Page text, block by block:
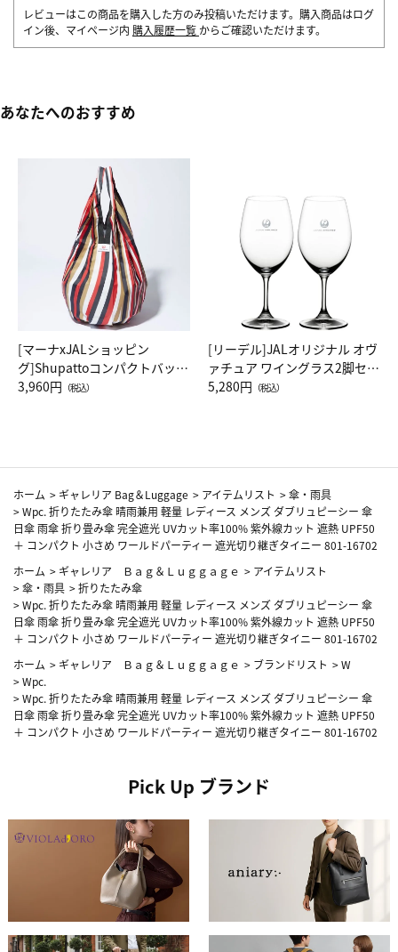
レビューはこの商品を購入した方のみ投稿いただけます。購入商品はログ
イン後、マイページ内 購入履歴一覧 からご確認いただけます。
あなたへのおすすめ
[マーナxJALショッピン
グ]Shupattoコンパクトバッグ
Drop JAL客室乗務員（LC）ス
3,960円 （税込）
[リーデル]JALオリジナル オヴ
ァチュア ワイングラス2脚セッ
ト（レッドワイン）
5,280円 （税込）
ホーム > ギャレリア Bag＆Luggage > アイテムリスト >傘・雨具
>Wpc. 折りたたみ傘 晴雨兼用 軽量 レディース メンズ ダブリュピーシー 傘
日傘 雨傘 折り畳み傘 完全遮光 UVカット率100% 紫外線カット 遮熱 UPF50
＋ コンパクト 小さめ ワールドパーティー 遮光切り継ぎタイニー 801-16702
ホーム > ギャレリア Ｂａｇ＆Ｌｕｇｇａｇｅ > アイテムリスト
>傘・雨具 >折りたたみ傘
>Wpc. 折りたたみ傘 晴雨兼用 軽量 レディース メンズ ダブリュピーシー 傘
日傘 雨傘 折り畳み傘 完全遮光 UVカット率100% 紫外線カット 遮熱 UPF50
＋ コンパクト 小さめ ワールドパーティー 遮光切り継ぎタイニー 801-16702
ホーム > ギャレリア Ｂａｇ＆Ｌｕｇｇａｇｅ > ブランドリスト >W
>Wpc.
>Wpc. 折りたたみ傘 晴雨兼用 軽量 レディース メンズ ダブリュピーシー 傘
日傘 雨傘 折り畳み傘 完全遮光 UVカット率100% 紫外線カット 遮熱 UPF50
＋ コンパクト 小さめ ワールドパーティー 遮光切り継ぎタイニー 801-16702
Pick Up ブランド